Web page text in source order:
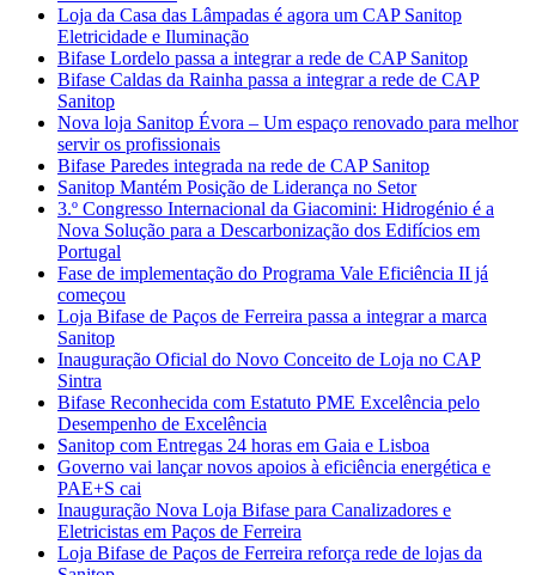
Loja da Casa das Lâmpadas é agora um CAP Sanitop
Eletricidade e Iluminação
Bifase Lordelo passa a integrar a rede de CAP Sanitop
Bifase Caldas da Rainha passa a integrar a rede de CAP
Sanitop
Nova loja Sanitop Évora – Um espaço renovado para melhor
servir os profissionais
Bifase Paredes integrada na rede de CAP Sanitop
Sanitop Mantém Posição de Liderança no Setor
3.º Congresso Internacional da Giacomini: Hidrogénio é a
Nova Solução para a Descarbonização dos Edifícios em
Portugal
Fase de implementação do Programa Vale Eficiência II já
começou
Loja Bifase de Paços de Ferreira passa a integrar a marca
Sanitop
Inauguração Oficial do Novo Conceito de Loja no CAP
Sintra
Bifase Reconhecida com Estatuto PME Excelência pelo
Desempenho de Excelência
Sanitop com Entregas 24 horas em Gaia e Lisboa
Governo vai lançar novos apoios à eficiência energética e
PAE+S cai
Inauguração Nova Loja Bifase para Canalizadores e
Eletricistas em Paços de Ferreira
Loja Bifase de Paços de Ferreira reforça rede de lojas da